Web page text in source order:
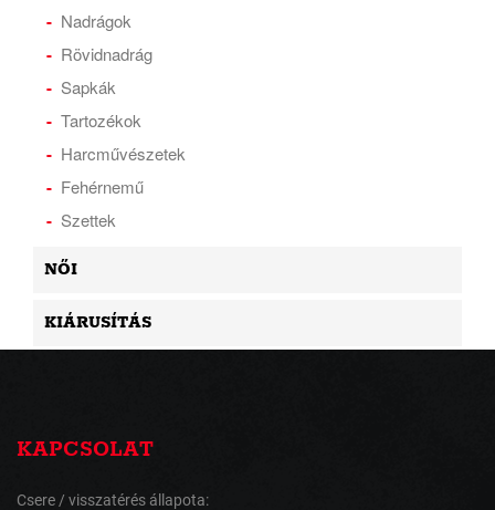
Nadrágok
Rövidnadrág
Sapkák
Tartozékok
Harcművészetek
Fehérnemű
Szettek
NŐI
KIÁRUSÍTÁS
KAPCSOLAT
Csere / visszatérés állapota: